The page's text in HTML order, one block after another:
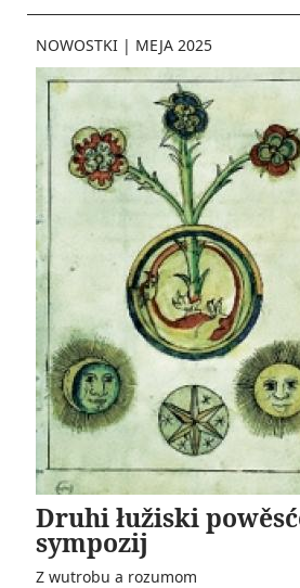
NOWOSTKI | MEJA 2025
Druhi łužiski
sympozij
Z wutrobu a rozumom